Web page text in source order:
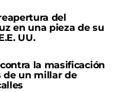
del
en una pieza de su
UU.
la masificación
de un millar de